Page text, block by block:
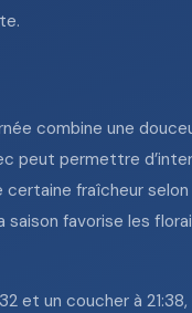
combine une
peut permettre
fraîcheur
saison favorise les
et un coucher à